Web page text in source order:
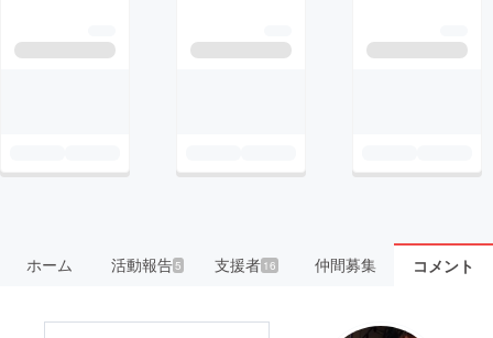
ホーム 活動報告5 支援者 16 仲間募集 コメント